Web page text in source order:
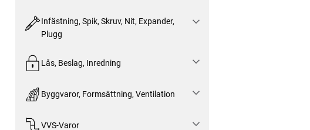
Infästning, Spik, Skruv, Nit, Expander,
Plugg
Lås, Beslag, Inredning
Byggvaror, Formsättning, Ventilation
VVS-Varor